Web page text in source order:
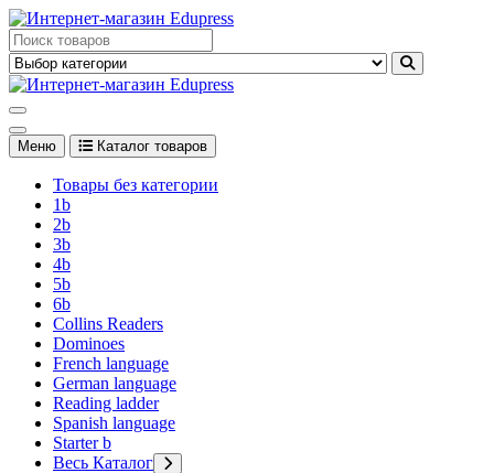
Перейти
к
содержимому
Edupress Uzbekistan, Edupress Узбекистан, книги, учебники на
английском языке
английском языке
Меню Каталог товаров
Товары без категории
1b
2b
3b
4b
5b
6b
Collins Readers
Dominoes
French language
German language
Reading ladder
Spanish language
Starter b
Весь Каталог